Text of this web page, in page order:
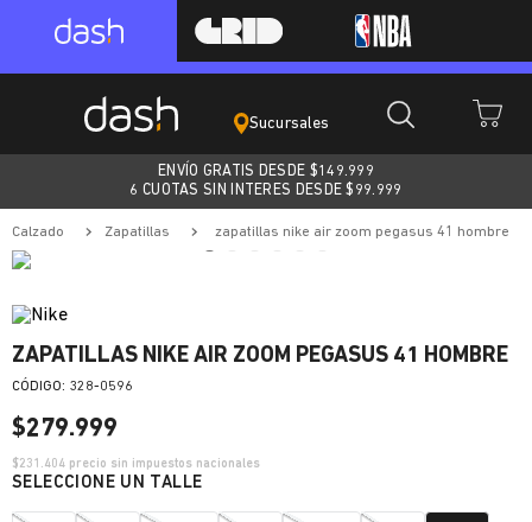
Sucursales
ENVÍO GRATIS DESDE $149.999
6 CUOTAS SIN INTERES DESDE $99.999
calzado zapatillas zapatillas nike air zoom pegasus 41 hombre
ZAPATILLAS NIKE AIR ZOOM PEGASUS 41 HOMBRE
: 328-0596
$279.999
$231.404 precio sin impuestos nacionales